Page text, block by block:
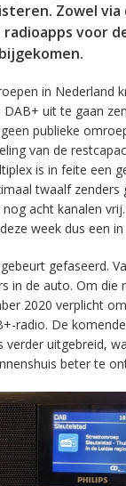
Zowel via
voor
in Nederland
uit te gaan
publieke
van de
is in feite een
twaalf zenders
acht kanalen
week dus een in
gefaseerd.
in de auto. Om die
2020 verplicht
radio. De
verder uitgebreid,
beter te